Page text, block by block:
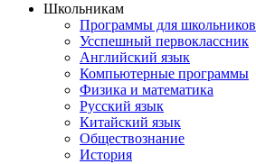
Школьникам
Программы для школьников
Усспешный первоклассник
Английский язык
Компьютерные программы
Физика и математика
Русский язык
Китайский язык
Обществознание
История